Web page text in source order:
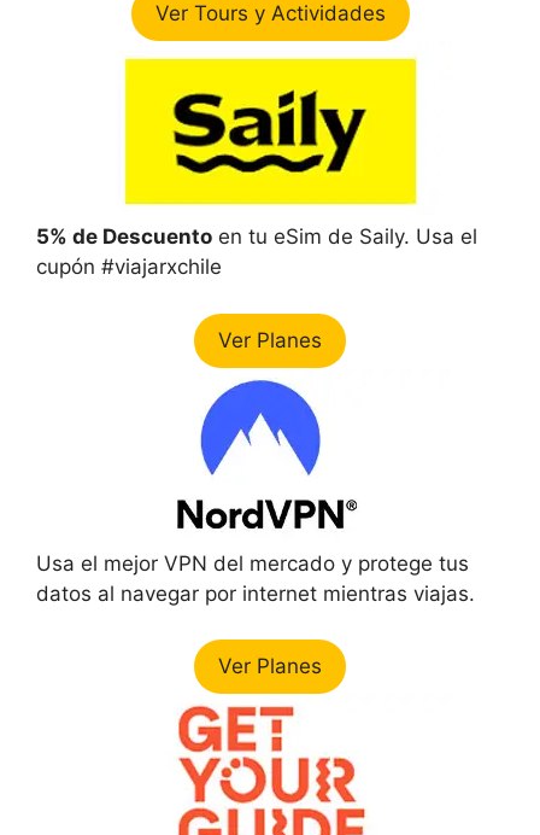
Ver Tours y Actividades
5% de Descuento en tu eSim de Saily. Usa el
cupón #viajarxchile
Ver Planes
Usa el mejor VPN del mercado y protege tus
datos al navegar por internet mientras viajas.
Ver Planes